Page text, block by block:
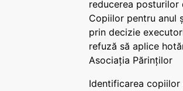
reducerea posturilor
Copiilor pentru anul
prin decizie
refuză să aplice
Asociația Părinților
Identificarea copiilor